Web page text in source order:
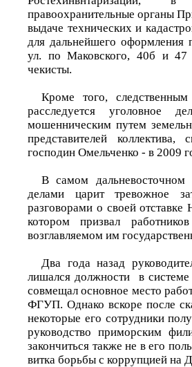
правоохранительные органы
выдаче технических и
для дальнейшего оформления
ул. по Маковского, 40б и 47
чекисты.
Кроме того,
расследуется уголовное
мошенническим путем
представителей
господин Омельченко - в 2009
В самом дальневосточном
делами царит тревожное
разговорами о своей
котором призвал
возглавляемом им
Два года назад
лишался должности в
совмещал основное место
ФГУП. Однако вскоре после
некоторые его сотрудники
руководство приморским
закончиться также не в его
витка борьбы с коррупцией на